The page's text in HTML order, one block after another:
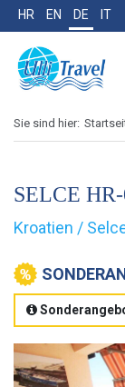
HR EN DE IT
Sie sind hier:
SELCE
Kroatien /